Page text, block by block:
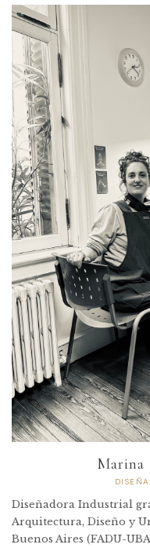
Diseñadora Industrial
Arquitectura, Diseño y
Buenos Aires (FADU-